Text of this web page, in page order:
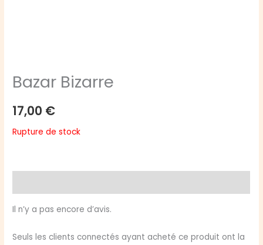
Bazar Bizarre
17,00 €
Rupture de stock
Il n’y a pas encore d’avis.
Seuls les clients connectés ayant acheté ce produit ont la